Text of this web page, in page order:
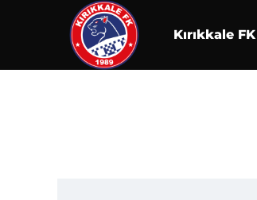
Kırıkkale FK